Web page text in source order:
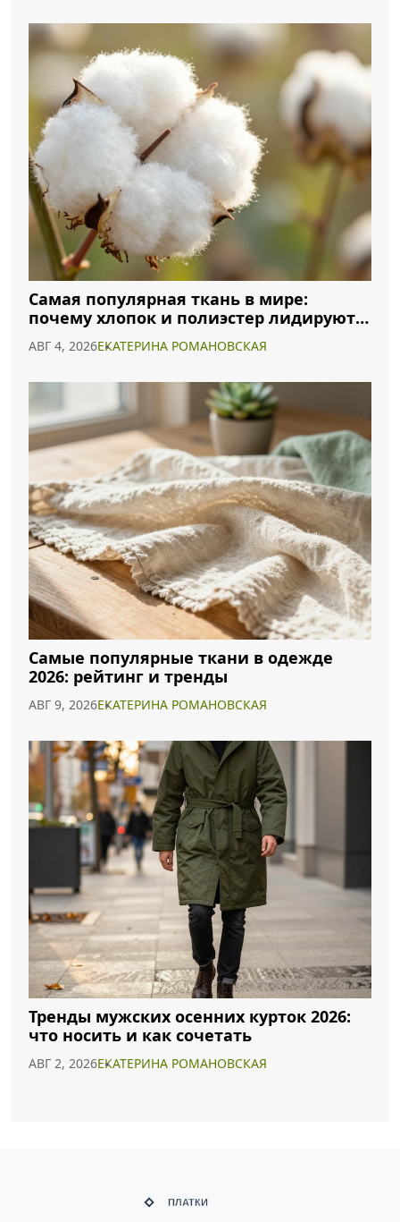
Самая популярная ткань в мире:
почему хлопок и полиэстер лидируют в
АВГ 4, 2026ЕКАТЕРИНА РОМАНОВСКАЯ
Самые популярные ткани в одежде
2026: рейтинг и тренды
АВГ 9, 2026ЕКАТЕРИНА РОМАНОВСКАЯ
Тренды мужских осенних курток 2026:
что носить и как сочетать
АВГ 2, 2026ЕКАТЕРИНА РОМАНОВСКАЯ